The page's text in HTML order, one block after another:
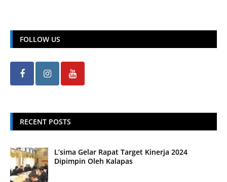
FOLLOW US
RECENT POSTS
L’sima Gelar Rapat Target Kinerja 2024
Dipimpin Oleh Kalapas